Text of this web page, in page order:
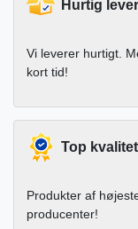
Hurtig
Vi leverer hurtigt.
kort tid!
Top kvalitet
Produkter af
producenter!